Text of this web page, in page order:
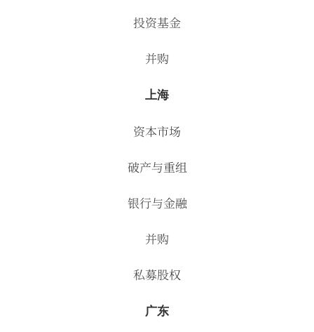
投资基金
并购
上海
资本市场
破产与重组
银行与金融
并购
私募股权
广东